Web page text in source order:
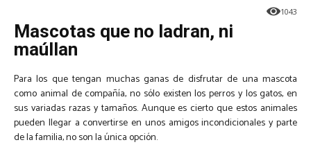
1043
Mascotas que no ladran, ni
maúllan
Para los que tengan muchas ganas de disfrutar de una mascota
como animal de compañía, no sólo existen los perros y los gatos, en
sus variadas razas y tamaños. Aunque es cierto que estos animales
pueden llegar a convertirse en unos amigos incondicionales y parte
de la familia, no son la única opción.